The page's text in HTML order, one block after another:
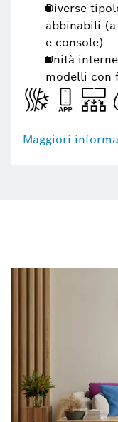
Diverse
abbinabili (a
e console)
Unità
modelli con
Maggiori